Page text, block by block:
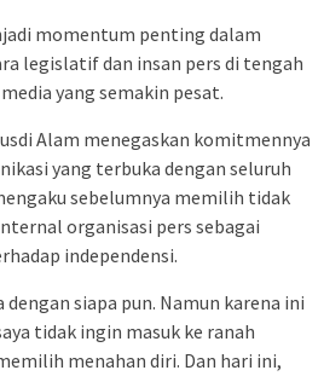
momentum penting dalam
legislatif dan insan pers di tengah
yang semakin pesat.
Alam menegaskan komitmennya
yang terbuka dengan seluruh
sebelumnya memilih tidak
organisasi pers sebagai
independensi.
dengan siapa pun. Namun karena ini
tidak ingin masuk ke ranah
menahan diri. Dan hari ini,